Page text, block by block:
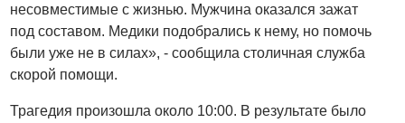
несовместимые с жизнью. Мужчина оказался зажат
под составом. Медики подобрались к нему, но помочь
были уже не в силах», - сообщила столичная служба
скорой помощи.
Трагедия произошла около 10:00. В результате было